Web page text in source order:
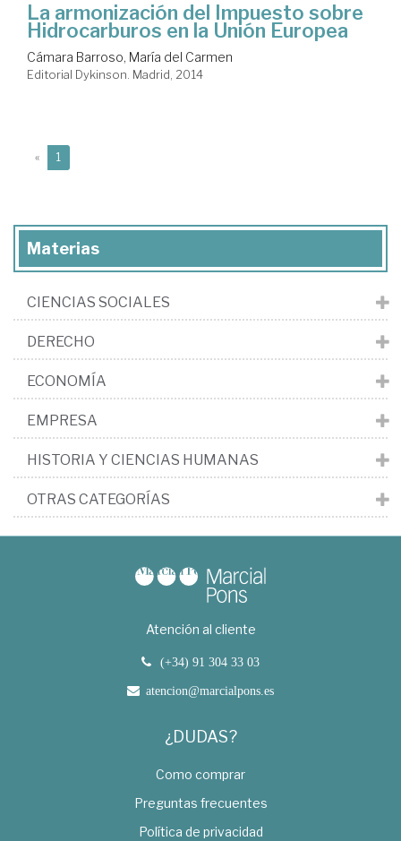
La armonización del Impuesto sobre
Hidrocarburos en la Unión Europea
Cámara Barroso, María del Carmen
Editorial Dykinson. Madrid, 2014
« 1
Materias
CIENCIAS SOCIALES
DERECHO
ECONOMÍA
EMPRESA
HISTORIA Y CIENCIAS HUMANAS
OTRAS CATEGORÍAS
Atención al cliente
(+34) 91 304 33 03
atencion@marcialpons.es
¿DUDAS?
Como comprar
Preguntas frecuentes
Política de privacidad